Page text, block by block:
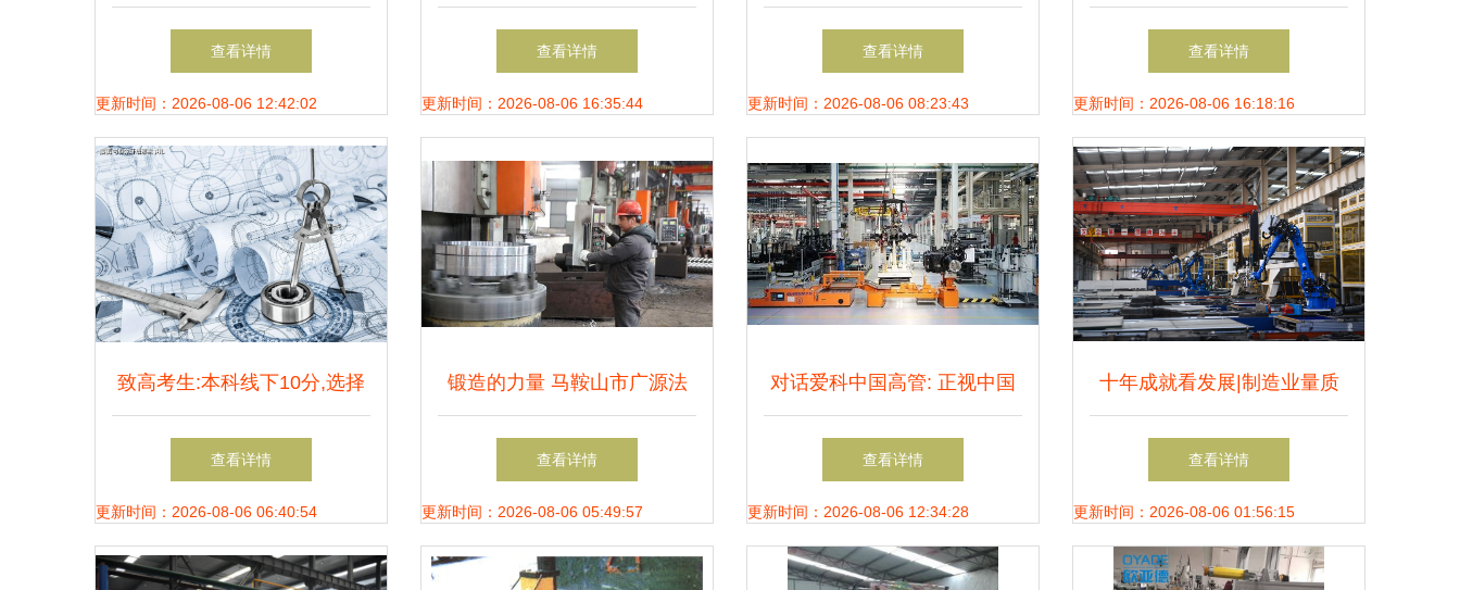
新工艺
查看详情
更新时间：2026-08-06 12:42:02
专注高品质机械制造与定制服
务
查看详情
更新时间：2026-08-06 16:35:44
2023全球工程机械制造商50
强新格局
查看详情
更新时间：2026-08-06 08:23:43
控巨型吊臂的日常工作
查看详情
更新时间：2026-08-06 16:18:16
致高考生:本科线下10分,选择
这四类专业，不复读也有好前
程
查看详情
更新时间：2026-08-06 06:40:54
锻造的力量 马鞍山市广源法
兰环件生产车间纪实
查看详情
更新时间：2026-08-06 05:49:57
对话爱科中国高管: 正视中国
市场下行压力,爱科将在中国
打造全球化制造典范丨农机破
局者说系列报道之三
查看详情
更新时间：2026-08-06 12:34:28
十年成就看发展|制造业量质
齐升筑牢实体经济根基
查看详情
更新时间：2026-08-06 01:56:15